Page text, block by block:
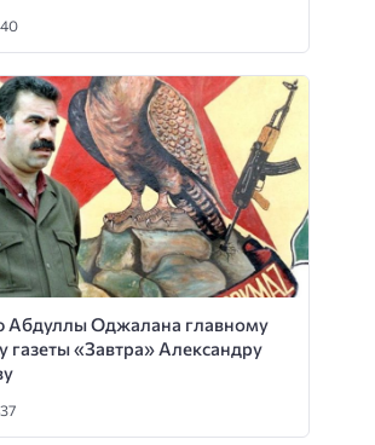
Абдуллы Оджалана главному
газеты «Завтра» Александру